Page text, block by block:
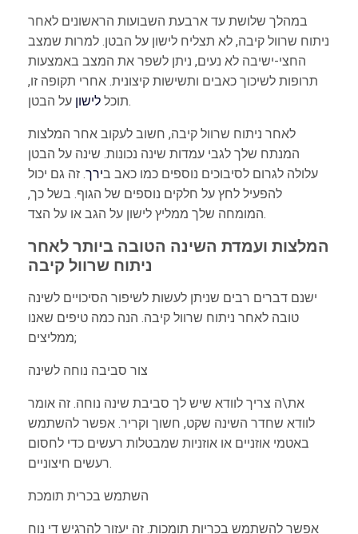
במהלך שלושת עד ארבעת השבועות הראשונים לאחר
ניתוח שרוול קיבה, לא תצליח לישון על הבטן. למרות שמצב
החצי-ישיבה לא נעים, ניתן לשפר את המצב באמצעות
תרופות לשיכוך כאבים ותשישות קיצונית. אחרי תקופה זו,
תוכללישון על הבטן.
לאחר ניתוח שרוול קיבה, חשוב לעקוב אחר המלצות
המנתח שלך לגבי עמדות שינה נכונות. שינה על הבטן
עלולה לגרום לסיבוכים נוספים כמו כאב בירך. זה גם יכול
להפעיל לחץ על חלקים נוספים של הגוף. בשל כך,
המומחה שלך ממליץ לישון על הגב או על הצד.
המלצות ועמדת השינה הטובה ביותר לאחר
ניתוח שרוול קיבה
ישנם דברים רבים שניתן לעשות לשיפור הסיכויים לשינה
טובה לאחר ניתוח שרוול קיבה. הנה כמה טיפים שאנו
ממליצים;
צור סביבה נוחה לשינה
את\ה צריך לוודא שיש לך סביבת שינה נוחה. זה אומר
לוודא שחדר השינה שקט, חשוך וקריר. אפשר להשתמש
באטמי אוזניים או אוזניות שמבטלות רעשים כדי לחסום
רעשים חיצוניים.
השתמש בכרית תומכת
אפשר להשתמש בכריות תומכות. זה יעזור להרגיש די נוח